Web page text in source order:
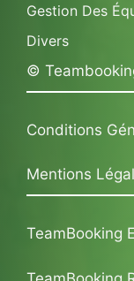
Gestion Des
Divers
©
Conditions
Mentions
TeamBooking